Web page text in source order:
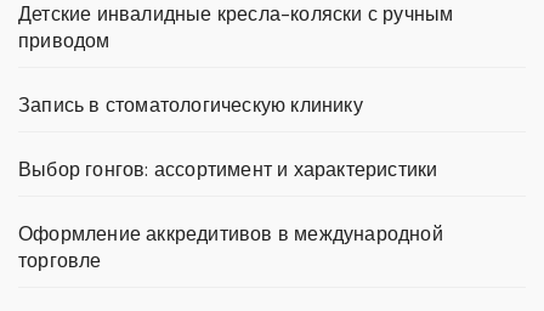
Детские инвалидные кресла-коляски с ручным
приводом
Запись в стоматологическую клинику
Выбор гонгов: ассортимент и характеристики
Оформление аккредитивов в международной
торговле